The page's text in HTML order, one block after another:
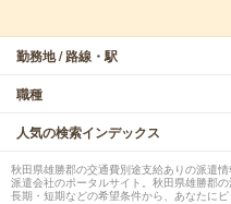
勤務地 / 路線・駅
職種
人気の検索インデックス
秋田県雄勝郡の交通費別途支給ありの派遣
派遣会社のポータルサイト。秋田県雄勝郡
長期・短期などの希望条件から、あなたにピ